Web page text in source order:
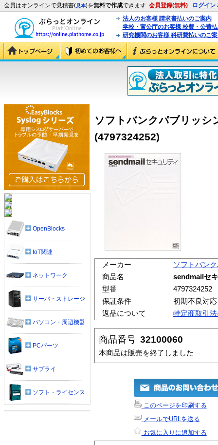
会員はオンラインで見積書(見本)を無料で作成できます 会員登録(無料) ログイン
法人のお客様 請求書払いのご案内
学校・官公庁のお客様 校費・公費
研究機関のお客様 科研費払いのご
ソフトバンクパブリッ
(4797324252)
メーカー
ソフトバン
商品名
sendmailセ
型番
4797324252
保証条件
初期不良対
返品について
特定商取引
商品番号 32100060
本商品は販売を終了しました
このページを印刷する
メールでURLを送る
お気に入りに追加する
OpenBlocks
IoT関連
ネットワーク
サーバ・ストレージ
パソコン・周辺機器
PCパーツ
サプライ
ソフト・ライセンス